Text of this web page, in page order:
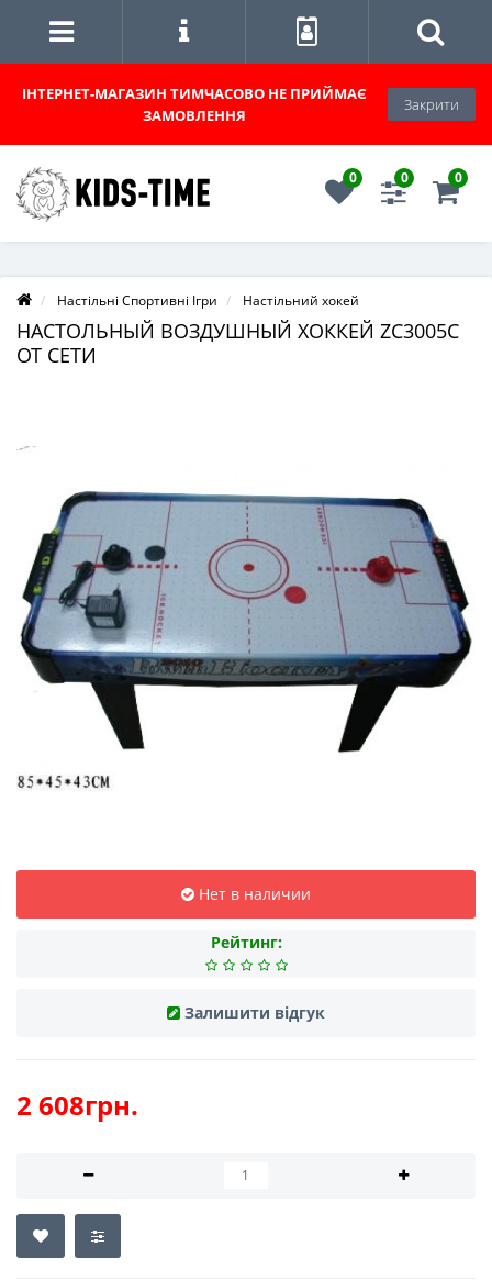
ІНТЕРНЕТ-МАГАЗИН ТИМЧАСОВО НЕ ПРИЙМАЄ
ЗАМОВЛЕННЯ
Закрити
0 0 0
Настільні Спортивні Ігри Настільний хокей
НАСТОЛЬНЫЙ ВОЗДУШНЫЙ ХОККЕЙ ZC3005C
ОТ СЕТИ
Нет в наличии
Рейтинг:
Залишити відгук
2 608грн.